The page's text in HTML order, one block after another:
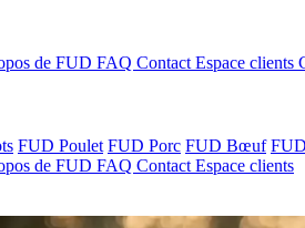
de FUD FAQ Contact Espace clients
FUD Poulet FUD Porc FUD Bœuf
de FUD FAQ Contact Espace clients